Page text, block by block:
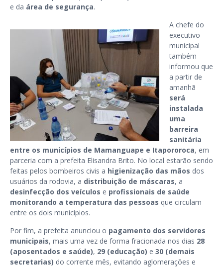
e da área de segurança.
A chefe do
executivo
municipal
também
informou que
a partir de
amanhã
será
instalada
uma
barreira
sanitária
entre os municípios de Mamanguape e Itapororoca, em
parceria com a prefeita Elisandra Brito. No local estarão sendo
feitas pelos bombeiros civis a higienização das mãos dos
usuários da rodovia, a distribuição de máscaras, a
desinfecção dos veículos e profissionais de saúde
monitorando a temperatura das pessoas que circulam
entre os dois municípios.
Por fim, a prefeita anunciou o pagamento dos servidores
municipais, mais uma vez de forma fracionada nos dias 28
(aposentados e saúde), 29 (educação) e 30 (demais
secretarias) do corrente mês, evitando aglomerações e